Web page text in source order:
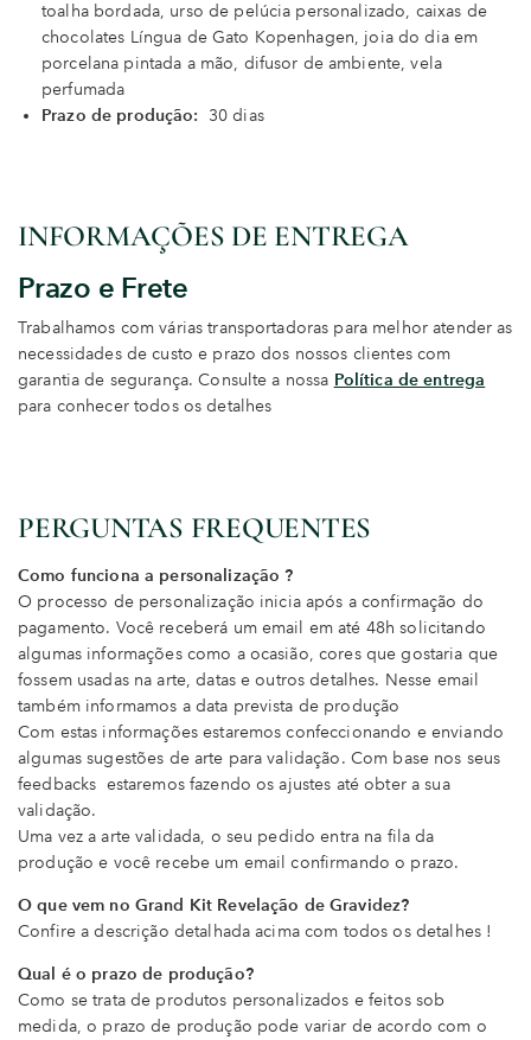
toalha bordada, urso de pelúcia personalizado, caixas de
chocolates Língua de Gato Kopenhagen, joia do dia em
porcelana pintada a mão, difusor de ambiente, vela
perfumada
Prazo de produção: 30 dias
INFORMAÇÕES DE ENTREGA
Prazo e Frete
Trabalhamos com várias transportadoras para melhor atender as
necessidades de custo e prazo dos nossos clientes com
garantia de segurança. Consulte a nossa Política de entrega
para conhecer todos os detalhes
PERGUNTAS FREQUENTES
Como funciona a personalização ?
O processo de personalização inicia após a confirmação do
pagamento. Você receberá um email em até 48h solicitando
algumas informações como a ocasião, cores que gostaria que
fossem usadas na arte, datas e outros detalhes. Nesse email
também informamos a data prevista de produção
Com estas informações estaremos confeccionando e enviando
algumas sugestões de arte para validação. Com base nos seus
feedbacks estaremos fazendo os ajustes até obter a sua
validação.
Uma vez a arte validada, o seu pedido entra na fila da
produção e você recebe um email confirmando o prazo.
O que vem no Grand Kit Revelação de Gravidez?
Confire a descrição detalhada acima com todos os detalhes !
Qual é o prazo de produção?
Como se trata de produtos personalizados e feitos sob
medida, o prazo de produção pode variar de acordo com o